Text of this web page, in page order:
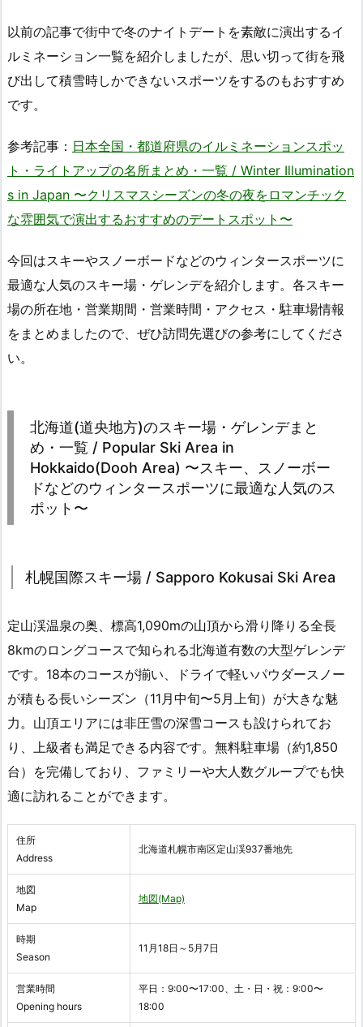
以前の記事で街中で冬のナイトデートを素敵に演出するイ
ルミネーション一覧を紹介しましたが、思い切って街を飛
び出して積雪時しかできないスポーツをするのもおすすめ
です。
参考記事： 日本全国・都道府県のイルミネーションスポッ
ト・ライトアップの名所まとめ・一覧 / Winter Illumination
s in Japan 〜クリスマスシーズンの冬の夜をロマンチック
な雰囲気で演出するおすすめのデートスポット〜
今回はスキーやスノーボードなどのウィンタースポーツに
最適な人気のスキー場・ゲレンデを紹介します。各スキー
場の所在地・営業期間・営業時間・アクセス・駐車場情報
をまとめましたので、ぜひ訪問先選びの参考にしてくださ
い。
北海道(道央地方)のスキー場・ゲレンデまと
め・一覧 / Popular Ski Area in
Hokkaido(Dooh Area) 〜スキー、スノーボー
ドなどのウィンタースポーツに最適な人気のス
ポット〜
札幌国際スキー場 / Sapporo Kokusai Ski Area
定山渓温泉の奥、標高1,090mの山頂から滑り降りる全長
8kmのロングコースで知られる北海道有数の大型ゲレンデ
です。18本のコースが揃い、ドライで軽いパウダースノー
が積もる長いシーズン（11月中旬〜5月上旬）が大きな魅
力。山頂エリアには非圧雪の深雪コースも設けられてお
り、上級者も満足できる内容です。無料駐車場（約1,850
台）を完備しており、ファミリーや大人数グループでも快
適に訪れることができます。
住所
Address
北海道札幌市南区定山渓937番地先
地図
Map
地図(Map)
時期
Season
11月18日～5月7日
営業時間
Opening hours
平日：9:00〜17:00、土・日・祝：9:00〜
18:00